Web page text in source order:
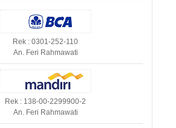
Rek : 0301-252-110
An. Feri Rahmawati
Rek : 138-00-2299900-2
An. Feri Rahmawati